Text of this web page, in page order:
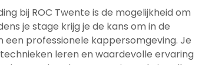
bij ROC Twente is de mogelijkheid om
je stage krijg je de kans om in de
professionele kappersomgeving. Je
leren en waardevolle ervaring